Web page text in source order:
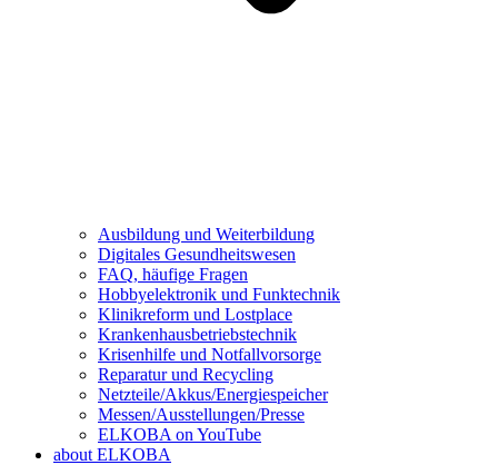
Ausbildung und Weiterbildung
Digitales Gesundheitswesen
FAQ, häufige Fragen
Hobbyelektronik und Funktechnik
Klinikreform und Lostplace
Krankenhausbetriebstechnik
Krisenhilfe und Notfallvorsorge
Reparatur und Recycling
Netzteile/Akkus/Energiespeicher
Messen/Ausstellungen/Presse
ELKOBA on YouTube
about ELKOBA